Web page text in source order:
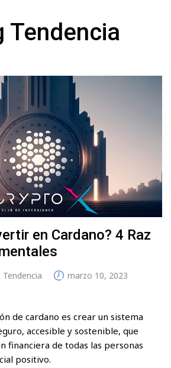
Tendencia
en Cardano? 4 Raz
Tendencia
marzo 10, 2023
de cardano es crear un sistema
accesible y sostenible, que
financiera de todas las personas
positivo.